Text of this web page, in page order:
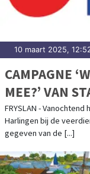
10 maart 2025,
CAMPAGNE
MEE?’ VAN
VAN
FRYSLAN -
Harlingen bij de
gegeven van de [...]